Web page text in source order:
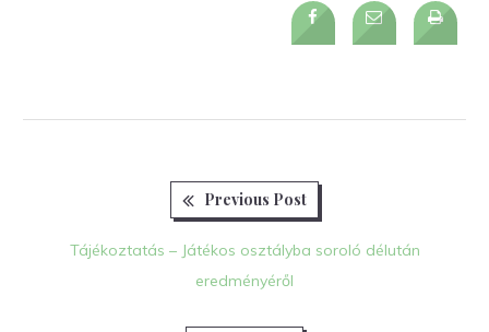
navigáció
Previous Post
Tájékoztatás – Játékos osztályba soroló délután
eredményéről